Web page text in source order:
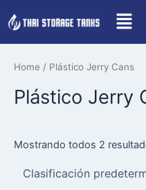
to
content
Home / Plástico Jerry Cans
Plástico Jerry
Mostrando todos 2